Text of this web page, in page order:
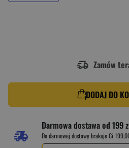
Zamów
DODAJ DO
Darmowa dostawa od 199
Do darmowej dostawy brakuje Ci